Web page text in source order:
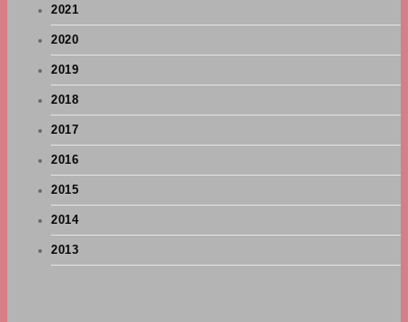
2021
2020
2019
2018
2017
2016
2015
2014
2013